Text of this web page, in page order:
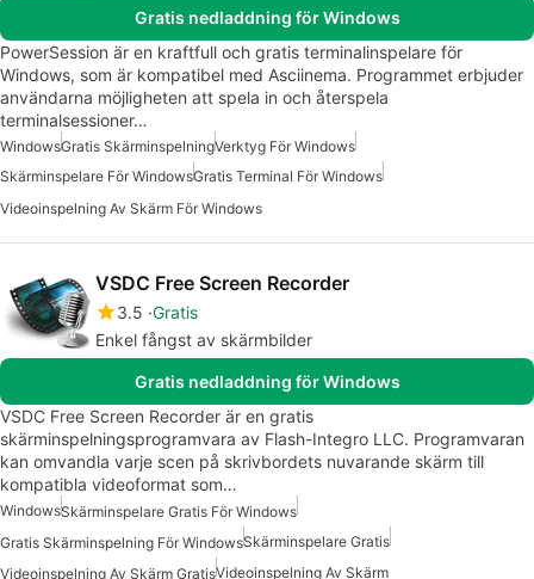
Gratis nedladdning för Windows
PowerSession är en kraftfull och gratis terminalinspelare för
Windows, som är kompatibel med Asciinema. Programmet erbjuder
användarna möjligheten att spela in och återspela
terminalsessioner…
WindowsGratis SkärminspelningVerktyg För Windows
Skärminspelare För WindowsGratis Terminal För Windows
Videoinspelning Av Skärm För Windows
VSDC Free Screen Recorder
3.5 Gratis
Enkel fångst av skärmbilder
Gratis nedladdning för Windows
VSDC Free Screen Recorder är en gratis
skärminspelningsprogramvara av Flash-Integro LLC. Programvaran
kan omvandla varje scen på skrivbordets nuvarande skärm till
kompatibla videoformat som…
WindowsSkärminspelare Gratis För Windows
Gratis Skärminspelning För WindowsSkärminspelare Gratis
Videoinspelning Av Skärm GratisVideoinspelning Av Skärm